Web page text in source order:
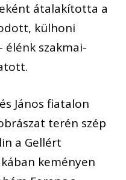
átalakította a
külhoni
szakmai-
János fiatalon
terén szép
a Gellért
keményen